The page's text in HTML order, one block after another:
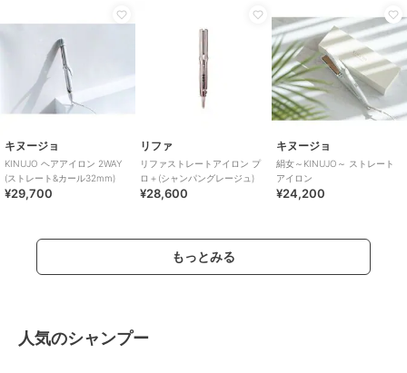
キヌージョ
KINUJO ヘアアイロン 2WAY
(ストレート&カール32mm)
¥29,700
リファ
リファストレートアイロン プ
ロ＋(シャンパングレージュ)
¥28,600
キヌージョ
絹女～KINUJO～ ストレート
アイロン
¥24,200
もっとみる
人気のシャンプー